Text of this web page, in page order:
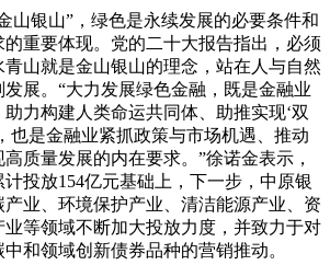
银山”，绿色是永续发展的必要条件和
的重要体现。党的二十大报告指出，必须
山就是金山银山的理念，站在人与自然
展。“大力发展绿色金融，既是金融业
力构建人类命运共同体、助推实现‘双
也是金融业紧抓政策与市场机遇、推动
质量发展的内在要求。”徐诺金表示，
投放154亿元基础上，下一步，中原银
业、环境保护产业、清洁能源产业、资
等领域不断加大投放力度，并致力于对
和领域创新债券品种的营销推动。